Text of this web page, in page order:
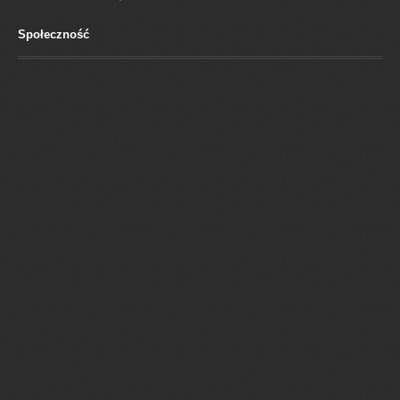
Społeczność